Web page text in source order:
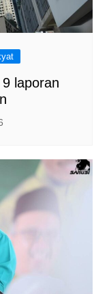
laporan